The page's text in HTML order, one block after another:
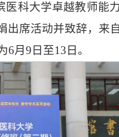
科大学卓越教师能
席活动并致辞，来
月9日至13日。